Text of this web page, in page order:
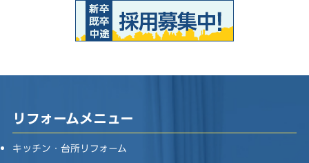
リフォームメニュー
キッチン・台所リフォーム